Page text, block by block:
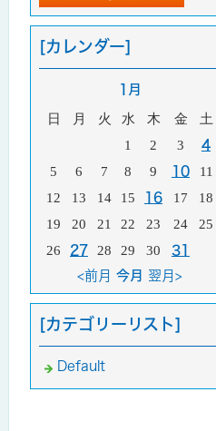
[カレンダー]
1月
日 月 火 水 木 金
土
1
2 3 4
5 6 7 8 9 10
11
12
13 14 15 16 17
18
19
20 21 22 23 24
25
26
27 28 29 30
31
<前月 今月 翌月>
[カテゴリーリスト]
Default